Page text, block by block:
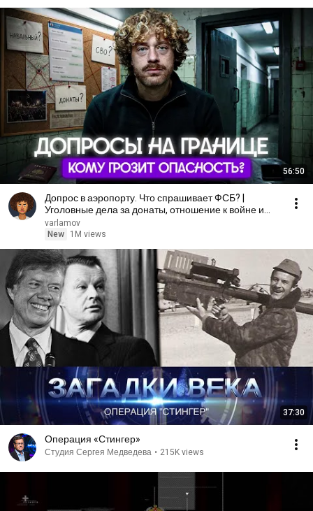
56:50
Допрос в аэропорту. Что спрашивает ФСБ? |
Уголовные дела за донаты, отношение к войне и
Навальному
varlamov
New
1M views
37:30
Операция «Стингер»
Студия Сергея Медведева • 215K views